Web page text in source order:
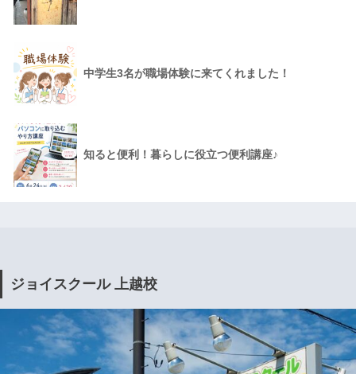
中学生3名が職場体験に来てくれました！
知ると便利！暮らしに役立つ便利講座♪
ジョイスクール 上越校